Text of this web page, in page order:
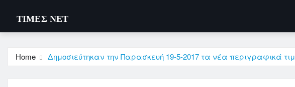
ΤΙΜΕΣ ΝΕΤ
Home Δημοσιεύτηκαν την Παρασκευή 19-5-2017 τα νέα περιγραφικά